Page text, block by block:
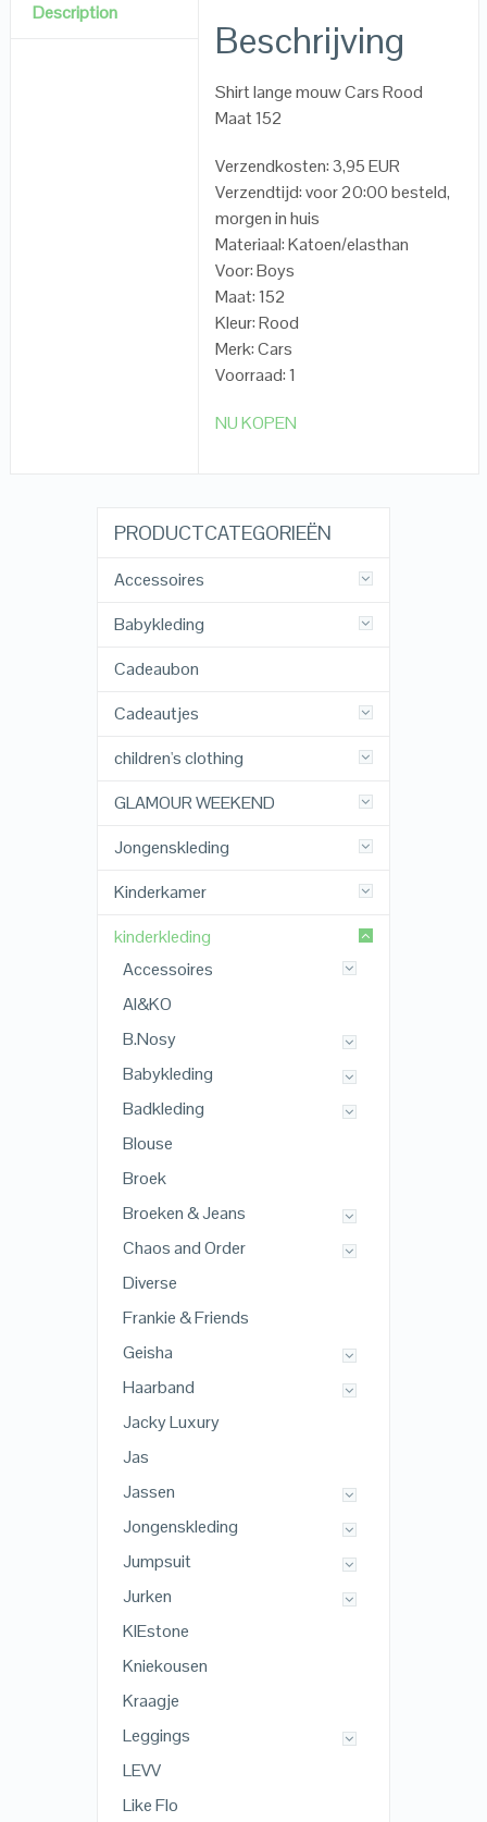
Description
Beschrijving
Shirt lange mouw Cars Rood
Maat 152
Verzendkosten: 3,95 EUR
Verzendtijd: voor 20:00 besteld,
morgen in huis
Materiaal: Katoen/elasthan
Voor: Boys
Maat: 152
Kleur: Rood
Merk: Cars
Voorraad: 1
NU KOPEN
PRODUCTCATEGORIEËN
Accessoires
Babykleding
Cadeaubon
Cadeautjes
children's clothing
GLAMOUR WEEKEND
Jongenskleding
Kinderkamer
kinderkleding
Accessoires
AI&KO
B.Nosy
Babykleding
Badkleding
Blouse
Broek
Broeken & Jeans
Chaos and Order
Diverse
Frankie & Friends
Geisha
Haarband
Jacky Luxury
Jas
Jassen
Jongenskleding
Jumpsuit
Jurken
KIEstone
Kniekousen
Kraagje
Leggings
LEVV
Like Flo